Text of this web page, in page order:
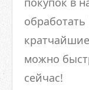
можно
сейчас!